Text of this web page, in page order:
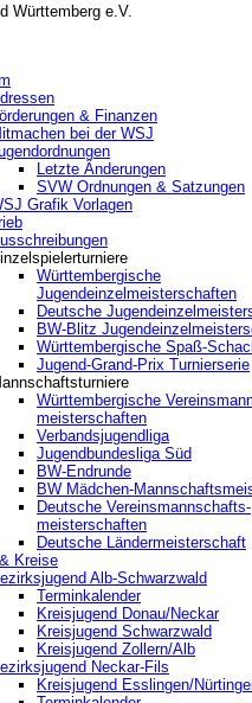
Württemberg e.V.
& Finanzen
bei der WSJ
Letzte Änderungen
SVW Ordnungen & Satzungen
Grafik Vorlagen
Württembergische
Jugendeinzelmeisterschaften
Deutsche
BW-Blitz
Württembergische Spaß-
Jugend-Grand-Prix Turnierserie
Württembergische
meisterschaften
Verbandsjugendliga
Jugendbundesliga Süd
BW-Endrunde
BW Mädchen-
Deutsche Vereinsmannschafts-
meisterschaften
Deutsche Ländermeisterschaft
Kreise
Alb-Schwarzwald
Terminkalender
Kreisjugend Donau/Neckar
Kreisjugend Schwarzwald
Kreisjugend Zollern/Alb
Neckar-Fils
Kreisjugend ‎Esslingen/